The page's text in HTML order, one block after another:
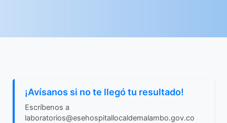
¡Avísanos si no te llegó tu resultado!
Escríbenos a
laboratorios@esehospitallocaldemalambo.gov.co